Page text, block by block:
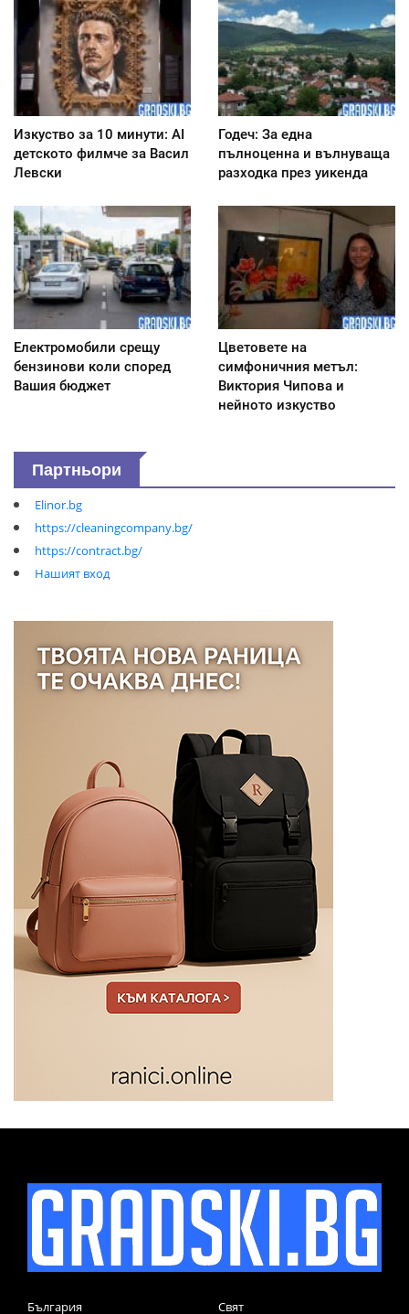
Изкуство за 10 минути: AI
детското филмче за Васил
Левски
Годеч: За една
пълноценна и вълнуваща
разходка през уикенда
Електромобили срещу
бензинови коли според
Вашия бюджет
Цветовете на
симфоничния метъл:
Виктория Чипова и
нейното изкуство
Партньори
Elinor.bg
https://cleaningcompany.bg/
https://contract.bg/
Нашият вход
България Свят